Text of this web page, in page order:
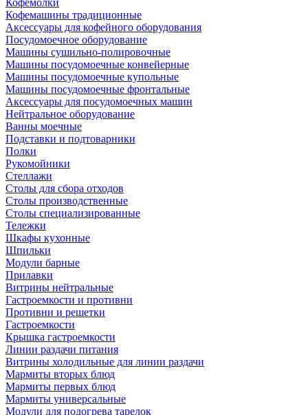
Кофемолки
Кофемашины традиционные
Аксессуары для кофейного оборудования
Посудомоечное оборудование
Машины сушильно-полировочные
Машины посудомоечные конвейерные
Машины посудомоечные купольные
Машины посудомоечные фронтальные
Аксессуары для посудомоечных машин
Нейтральное оборудование
Ванны моечные
Подставки и подтоварники
Полки
Рукомойники
Стеллажи
Столы для сбора отходов
Столы производственные
Столы специализированные
Тележки
Шкафы кухонные
Шпильки
Модули барные
Прилавки
Витрины нейтральные
Гастроемкости и противни
Противни и решетки
Гастроемкости
Крышка гастроемкости
Линии раздачи питания
Витрины холодильные для линии раздачи
Мармиты вторых блюд
Мармиты первых блюд
Мармиты универсальные
Модули для подогрева тарелок